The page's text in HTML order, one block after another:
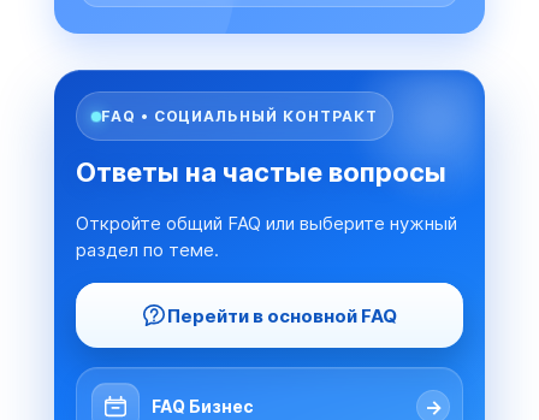
FAQ • СОЦИАЛЬНЫЙ КОНТРАКТ
Ответы на частые вопросы
Откройте общий FAQ или выберите нужный
раздел по теме.
Перейти в основной FAQ
FAQ Бизнес →